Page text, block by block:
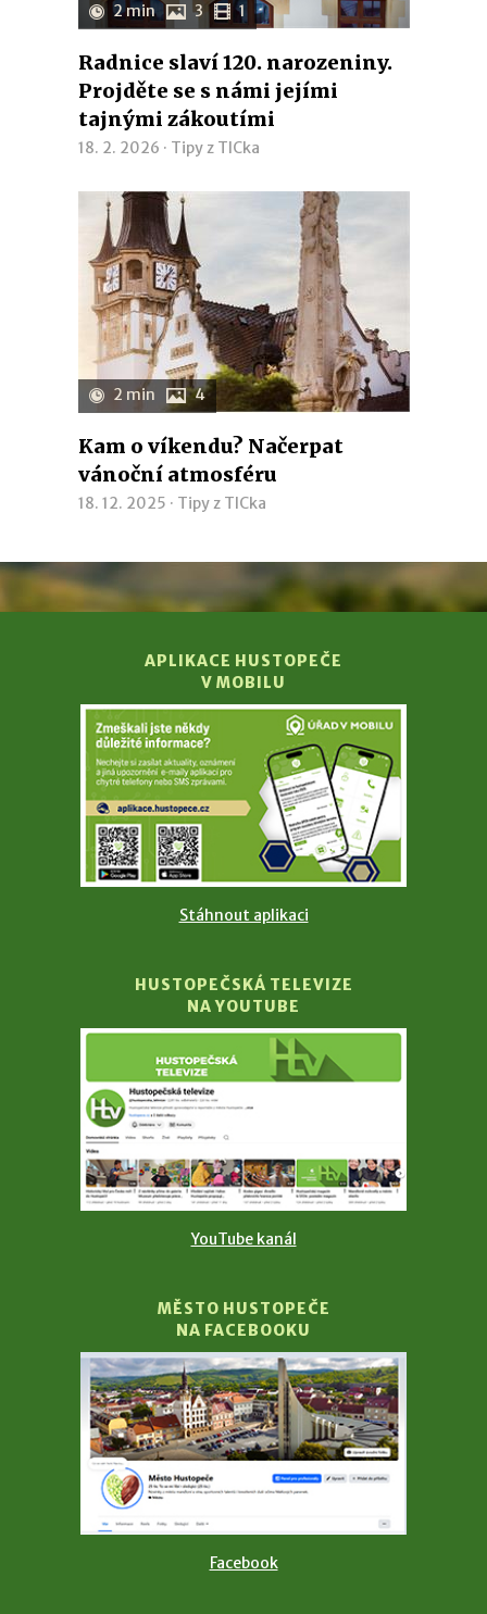
2 min 3 1
Radnice slaví 120. narozeniny.
Projděte se s námi jejími
tajnými zákoutími
18. 2. 2026 · Tipy z TICka
2 min 4
Kam o víkendu? Načerpat
vánoční atmosféru
18. 12. 2025 · Tipy z TICka
APLIKACE HUSTOPEČE
V MOBILU
Stáhnout aplikaci
HUSTOPEČSKÁ TELEVIZE
NA YOUTUBE
YouTube kanál
MĚSTO HUSTOPEČE
NA FACEBOOKU
Facebook